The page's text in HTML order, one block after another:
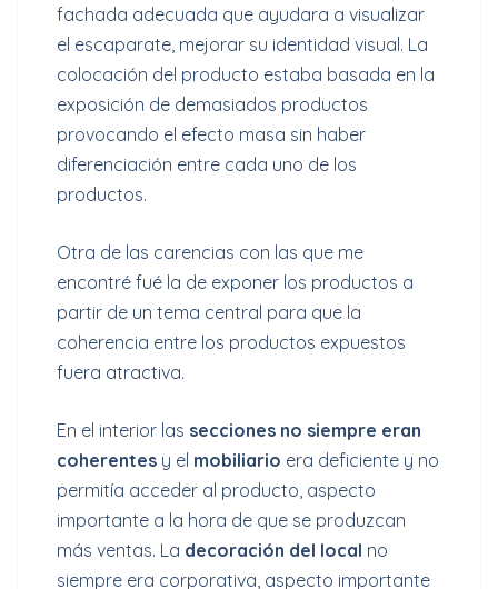
fachada adecuada que ayudara a visualizar
el escaparate, mejorar su identidad visual. La
colocación del producto estaba basada en la
exposición de demasiados productos
provocando el efecto masa sin haber
diferenciación entre cada uno de los
productos.
Otra de las carencias con las que me
encontré fué la de exponer los productos a
partir de un tema central para que la
coherencia entre los productos expuestos
fuera atractiva.
En el interior las secciones no siempre eran
coherentes y el mobiliario era deficiente y no
permitía acceder al producto, aspecto
importante a la hora de que se produzcan
más ventas. La decoración del local no
siempre era corporativa, aspecto importante